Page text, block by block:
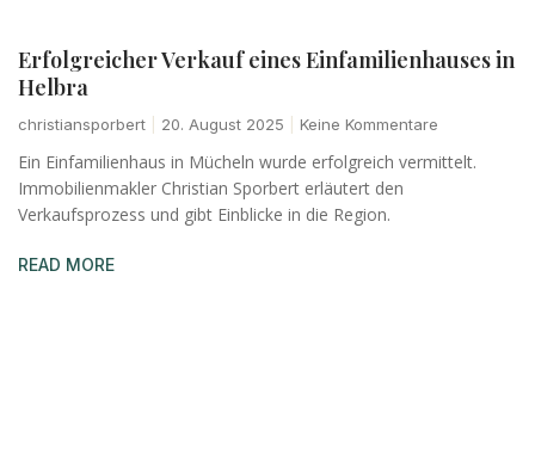
Erfolgreicher Verkauf eines Einfamilienhauses in
Helbra
christiansporbert 20. August 2025 Keine Kommentare
Ein Einfamilienhaus in Mücheln wurde erfolgreich vermittelt.
Immobilienmakler Christian Sporbert erläutert den
Verkaufsprozess und gibt Einblicke in die Region.
READ MORE